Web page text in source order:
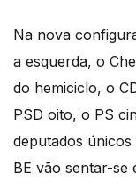
Na nova
a esquerda, o
do hemiciclo, o
PSD oito, o PS
deputados
BE vão sentar-se